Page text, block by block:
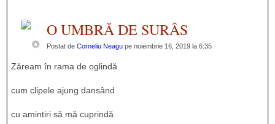
O UMBRĂ DE SURÂS
Postat de Corneliu Neagu pe noiembrie 16, 2019 la 6:35
Zăream în rama de oglindă
cum clipele ajung dansând
cu amintiri să mă cuprindă